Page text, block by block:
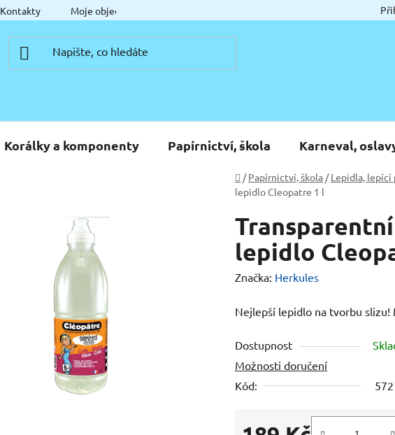
Kontakty Moje objednávka
Korálky a komponenty Papírnictví, škola Karneval,
Domů
/ Papírnictví, škola / Lepidla, lepící
lepidlo Cleopatre 1 l
lepidlo
Značka: Herkules
Nejlepší lepidlo na tvorbu slizu!
Dostupnost
Možnosti doručení
Kód: